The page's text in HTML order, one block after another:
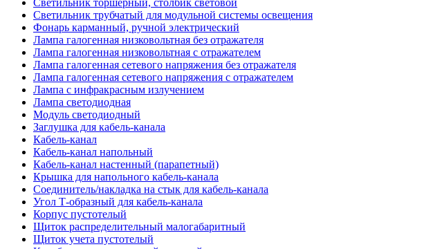
Светильник трубчатый для модульной системы освещения
Фонарь карманный, ручной электрический
Лампа галогенная низковольтная без отражателя
Лампа галогенная низковольтная с отражателем
Лампа галогенная сетевого напряжения без отражателя
Лампа галогенная сетевого напряжения с отражателем
Лампа с инфракрасным излучением
Лампа светодиодная
Модуль светодиодный
Заглушка для кабель-канала
Кабель-канал
Кабель-канал напольный
Кабель-канал настенный (парапетный)
Крышка для напольного кабель-канала
Соединитель/накладка на стык для кабель-канала
Угол Т-образный для кабель-канала
Корпус пустотелый
Щиток распределительный малогабаритный
Щиток учета пустотелый